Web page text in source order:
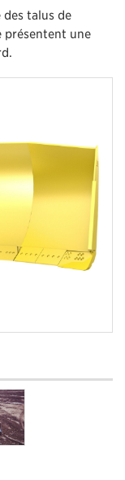
talus de
présentent une